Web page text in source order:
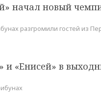
начал новый
разгромили гостей из
и «Енисей» в